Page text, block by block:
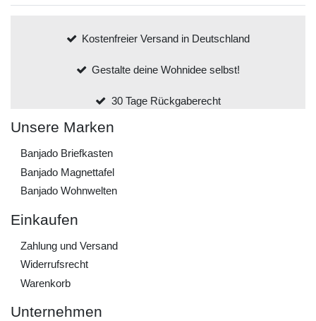
Kostenfreier Versand in Deutschland
Gestalte deine Wohnidee selbst!
30 Tage Rückgaberecht
Unsere Marken
Banjado Briefkasten
Banjado Magnettafel
Banjado Wohnwelten
Einkaufen
Zahlung und Versand
Widerrufs­recht
Warenkorb
Unternehmen